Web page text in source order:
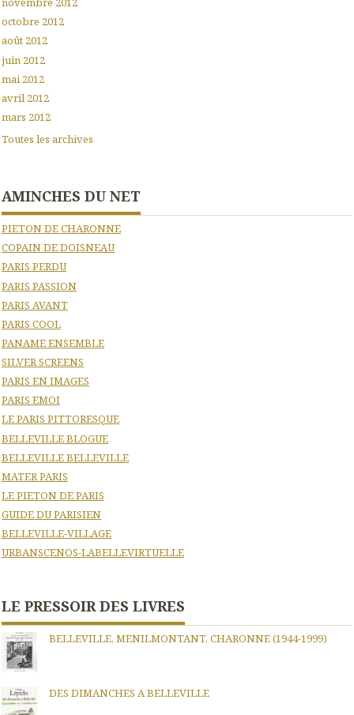
octobre 2012
août 2012
juin 2012
mai 2012
avril 2012
mars 2012
Toutes les archives
AMINCHES DU NET
PIETON DE CHARONNE
COPAIN DE DOISNEAU
PARIS PERDU
PARIS PASSION
PARIS AVANT
PARIS COOL
PANAME ENSEMBLE
SILVER SCREENS
PARIS EN IMAGES
PARIS EMOI
LE PARIS PITTORESQUE
BELLEVILLE BLOGUE
BELLEVILLE BELLEVILLE
MATER PARIS
LE PIETON DE PARIS
GUIDE DU PARISIEN
BELLEVILLE-VILLAGE
URBANSCENOS-LABELLEVIRTUELLE
LE PRESSOIR DES LIVRES
BELLEVILLE, MENILMONTANT, CHARONNE (1944-1999)
DES DIMANCHES A BELLEVILLE